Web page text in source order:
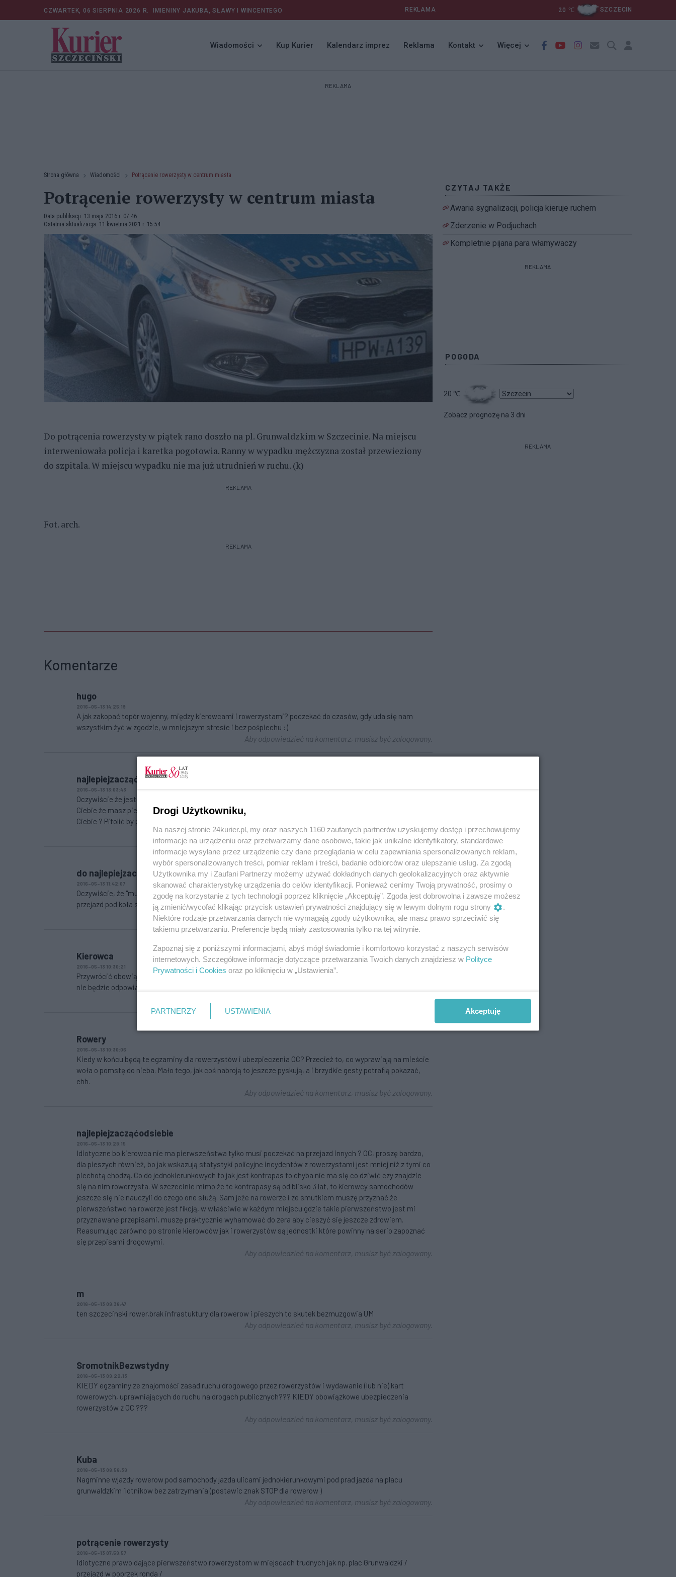
CZWARTEK, 06 SIERPNIA 2026 R. IMIENINY JAKUBA, SŁAWY I WINCENTEGO REKLAMA 20 ℃ SZCZECIN
Wiadomości Kup Kurier Kalendarz imprez Reklama Kontakt Więcej
REKLAMA
Strona główna Wiadomości Potrącenie rowerzysty w centrum miasta
Potrącenie rowerzysty w centrum miasta
Data publikacji: 13 maja 2016 r. 07:46
Ostatnia aktualizacja: 11 kwietnia 2021 r. 15:54
Do potrącenia rowerzysty w piątek rano doszło na pl. Grunwaldzkim w Szczecinie. Na miejscu
interweniowała policja i karetka pogotowia. Ranny w wypadku mężczyzna został przewieziony
do szpitala. W miejscu wypadku nie ma już utrudnień w ruchu. (k)
REKLAMA
Fot. arch.
REKLAMA
Komentarze
hugo
2016-05-13 14:25:19
A jak zakopać topór wojenny, między kierowcami i rowerzystami? poczekać do czasów, gdy uda się nam
wszystkim żyć w zgodzie, w mniejszym stresie i bez pośpiechu :)
Aby odpowiedzieć na komentarz, musisz być zalogowany.
najlepiejzacząćodsiebie
2016-05-13 13:03:43
Oczywiście że jesteś w błędzie lub głębokiej niewiedzy. Czy też się zatrzymujesz przed znakiem informującym
Ciebie że masz pierwszeństwo przejazdu ? Może jeszcze przepuszczasz tych którzy to mieli przepuścić
Ciebie ? Pitolić by pitolić to cecha niektórych moich krajanów.
Aby odpowiedzieć na komentarz, musisz być zalogowany.
do najlepiejzacząćodsiebie
2016-05-13 11:42:07
Oczywiście, że "musisz wyhamować do zera" bo tego wymaga prawo drogowe. Nie wolno ci wjechać na
przejazd pod koła samochodu.
Aby odpowiedzieć na komentarz, musisz być zalogowany.
Kierowca
2016-05-13 10:30:21
Przywrócić obowiązkowo karty rowerowe.Inaczej przybędzie dawców.Życie sie szybko toczy i nikt za nikogo
nie będzie odpowiadał.
Rowery
2016-05-13 10:30:06
Kiedy w końcu będą te egzaminy dla rowerzystów i ubezpieczenia OC? Przecież to, co wyprawiają na mieście
woła o pomstę do nieba. Mało tego, jak coś nabroją to jeszcze pyskują, a i brzydkie gesty potrafią pokazać,
ehh.
Aby odpowiedzieć na komentarz, musisz być zalogowany.
najlepiejzacząćodsiebie
2016-05-13 10:28:15
Idiotyczne bo kierowca nie ma pierwszeństwa tylko musi poczekać na przejazd innych ? OC, proszę bardzo,
dla pieszych również, bo jak wskazują statystyki policyjne incydentów z rowerzystami jest mniej niż z tymi co
piechotą chodzą. Co do jednokierunkowych to jak jest kontrapas to chyba nie ma się co dziwić czy znajdzie
się na nim rowerzysta. W szczecinie mimo że te kontrapasy są od blisko 3 lat, to kierowcy samochodów
jeszcze się nie nauczyli do czego one służą. Sam jeże na rowerze i ze smutkiem muszę przyznać że
pierwszeństwo na rowerze jest fikcją, w właściwie w każdym miejscu gdzie takie pierwszeństwo jest mi
przyznawane przepisami, muszę praktycznie wyhamować do zera aby cieszyć się jeszcze zdrowiem.
Reasumując zarówno po stronie kierowców jak i rowerzystów są jednostki które powinny na serio zapoznać
się przepisami drogowymi.
Aby odpowiedzieć na komentarz, musisz być zalogowany.
m
2016-05-13 09:36:47
ten szczecinski rower,brak infrastuktury dla rowerow i pieszych to skutek bezmuzgowia UM
Aby odpowiedzieć na komentarz, musisz być zalogowany.
SromotnikBezwstydny
2016-05-13 09:22:13
KIEDY egzaminy ze znajomości zasad ruchu drogowego przez rowerzystów i wydawanie (lub nie) kart
rowerowych, uprawniających do ruchu na drogach publicznych??? KIEDY obowiązkowe ubezpieczenia
rowerzystów z OC ???
Aby odpowiedzieć na komentarz, musisz być zalogowany.
Kuba
2016-05-13 08:56:39
Nagminne wjazdy rowerow pod samochody jazda ulicami jednokierunkowymi pod prad jazda na placu
grunwaldzkim ilotnikow bez zatrzymania (postawic znak STOP dla rowerow )
Aby odpowiedzieć na komentarz, musisz być zalogowany.
potrącenie rowerzysty
2016-05-13 07:59:57
Idiotyczne prawo dające pierwszeństwo rowerzystom w miejscach trudnych jak np. plac Grunwaldzki /
przejazd w poprzek ronda /
CZYTAJ TAKŻE
Awaria sygnalizacji, policja kieruje ruchem
Zderzenie w Podjuchach
Kompletnie pijana para włamywaczy
REKLAMA
POGODA
20 ℃
Zobacz prognozę na 3 dni
REKLAMA
Drogi Użytkowniku,
Na naszej stronie 24kurier.pl, my oraz naszych 1160 zaufanych partnerów uzyskujemy dostęp i przechowujemy
informacje na urządzeniu oraz przetwarzamy dane osobowe, takie jak unikalne identyfikatory, standardowe
informacje wysyłane przez urządzenie czy dane przeglądania w celu zapewniania spersonalizowanych reklam,
wybór spersonalizowanych treści, pomiar reklam i treści, badanie odbiorców oraz ulepszanie usług. Za zgodą
Użytkownika my i Zaufani Partnerzy możemy używać dokładnych danych geolokalizacyjnych oraz aktywnie
skanować charakterystykę urządzenia do celów identyfikacji. Ponieważ cenimy Twoją prywatność, prosimy o
zgodę na korzystanie z tych technologii poprzez kliknięcie „Akceptuję”. Zgoda jest dobrowolna i zawsze możesz
ją zmienić/wycofać klikając przycisk ustawień prywatności znajdujący się w lewym dolnym rogu strony
Niektóre rodzaje przetwarzania danych nie wymagają zgody użytkownika, ale masz prawo sprzeciwić się
takiemu przetwarzaniu. Preferencje będą miały zastosowania tylko na tej witrynie.
Zapoznaj się z poniższymi informacjami, abyś mógł świadomie i komfortowo korzystać z naszych serwisów
internetowych. Szczegółowe informacje dotyczące przetwarzania Twoich danych znajdziesz w Polityce
Prywatności i Cookies oraz po kliknięciu w „Ustawienia”.
PARTNERZY USTAWIENIA Akceptuję